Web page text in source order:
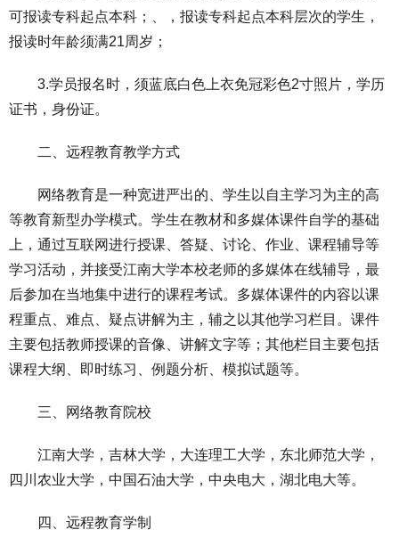
可报读专科起点本科；、，报读专科起点本科层次的学生，
报读时年龄须满21周岁；
3.学员报名时，须蓝底白色上衣免冠彩色2寸照片，学历
证书，身份证。
二、远程教育教学方式
网络教育是一种宽进严出的、学生以自主学习为主的高
等教育新型办学模式。学生在教材和多媒体课件自学的基础
上，通过互联网进行授课、答疑、讨论、作业、课程辅导等
学习活动，并接受江南大学本校老师的多媒体在线辅导，最
后参加在当地集中进行的课程考试。多媒体课件的内容以课
程重点、难点、疑点讲解为主，辅之以其他学习栏目。课件
主要包括教师授课的音像、讲解文字等；其他栏目主要包括
课程大纲、即时练习、例题分析、模拟试题等。
三、网络教育院校
江南大学，吉林大学，大连理工大学，东北师范大学，
四川农业大学，中国石油大学，中央电大，湖北电大等。
四、远程教育学制